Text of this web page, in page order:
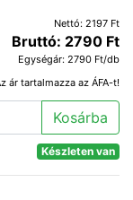
Nettó: 2197 Ft
Bruttó: 2790 Ft
Egységár: 2790 Ft/db
ár tartalmazza az ÁFA-t!
Kosárba
Készleten van